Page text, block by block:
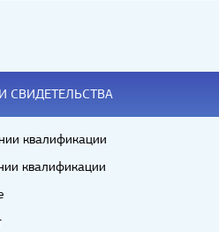
СВИДЕТЕЛЬСТВА
квалификации
квалификации